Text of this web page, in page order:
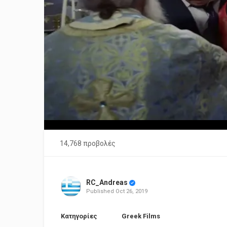
14,768 προβολές
RC_Andreas
Published Oct 26, 2019
Κατηγορίες Greek Films